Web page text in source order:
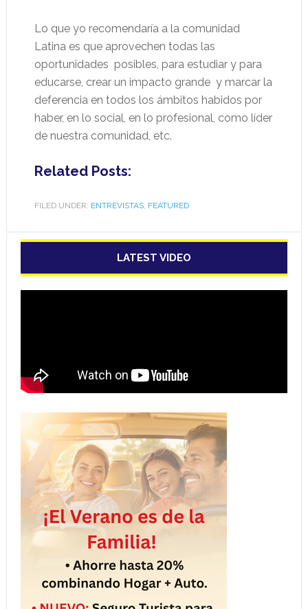
Lo que yo recomendaría a la comunidad
Latina es que aprovechen todas las
oportunidades posibles, para estudiar y para
educarse, crear un impacto grande y marcar la
deferencia en todos los ámbitos habidos por
haber, en lo social, en lo profesional, como líder
de nuestra comunidad, etc.
Related Posts:
FILED UNDER: ENTREVISTAS, FEATURED
LATEST VIDEO